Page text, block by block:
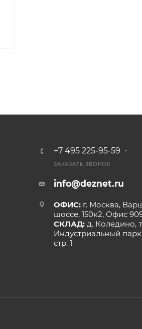
+7 495 225-95-59
ЗАКАЗАТЬ ЗВОНОК
info@deznet.ru
ОФИС: г. Москва,
шоссе, 150к2, Офис
СКЛАД: д. Коледино,
Индустриальный парк,
стр. 1